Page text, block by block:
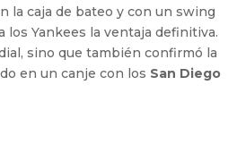
la caja de bateo y con un swing
Yankees la ventaja definitiva.
sino que también confirmó la
en un canje con los San Diego